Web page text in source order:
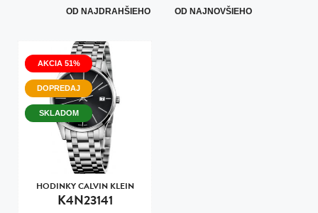
OD NAJDRAHŠIEHO OD NAJNOVŠIEHO
AKCIA 51%
DOPREDAJ
SKLADOM
HODINKY CALVIN KLEIN
K4N23141